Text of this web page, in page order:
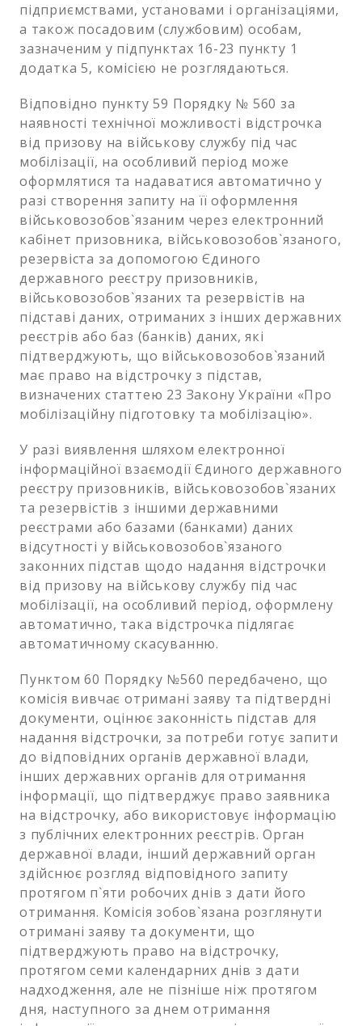
підприємствами, установами і організаціями,
а також посадовим (службовим) особам,
зазначеним у підпунктах 16-23 пункту 1
додатка 5, комісією не розглядаються.
Відповідно пункту 59 Порядку № 560 за
наявності технічної можливості відстрочка
від призову на військову службу під час
мобілізації, на особливий період може
оформлятися та надаватися автоматично у
разі створення запиту на її оформлення
військовозобов`язаним через електронний
кабінет призовника, військовозобов`язаного,
резервіста за допомогою Єдиного
державного реєстру призовників,
військовозобов`язаних та резервістів на
підставі даних, отриманих з інших державних
реєстрів або баз (банків) даних, які
підтверджують, що військовозобов`язаний
має право на відстрочку з підстав,
визначених статтею 23 Закону України «Про
мобілізаційну підготовку та мобілізацію».
У разі виявлення шляхом електронної
інформаційної взаємодії Єдиного державного
реєстру призовників, військовозобов`язаних
та резервістів з іншими державними
реєстрами або базами (банками) даних
відсутності у військовозобов`язаного
законних підстав щодо надання відстрочки
від призову на військову службу під час
мобілізації, на особливий період, оформлену
автоматично, така відстрочка підлягає
автоматичному скасуванню.
Пунктом 60 Порядку №560 передбачено, що
комісія вивчає отримані заяву та підтвердні
документи, оцінює законність підстав для
надання відстрочки, за потреби готує запити
до відповідних органів державної влади,
інших державних органів для отримання
інформації, що підтверджує право заявника
на відстрочку, або використовує інформацію
з публічних електронних реєстрів. Орган
державної влади, інший державний орган
здійснює розгляд відповідного запиту
протягом п`яти робочих днів з дати його
отримання. Комісія зобов`язана розглянути
отримані заяву та документи, що
підтверджують право на відстрочку,
протягом семи календарних днів з дати
надходження, але не пізніше ніж протягом
дня, наступного за днем отримання